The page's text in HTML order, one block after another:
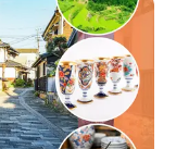
めに、2泊3日で気軽
を凝縮したオンライ
✨＼🔥ここがすごい！
マホじゃわからない
らない、その地域な
カヌーに乗ったり、
す！🔥 ②「初めまし